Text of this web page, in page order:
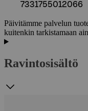
7331755012066
Päivitämme palvelun
kuitenkin tarkistamaan
Ravintosisältö